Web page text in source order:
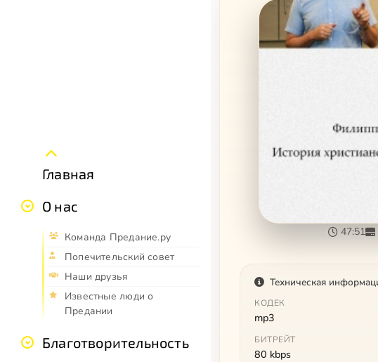
Главная
О нас
Команда Предание.ру
Попечительский совет
Наши друзья
Известные люди о
Предании
Благотворительность
47:51
Техническая
КОДЕК
mp3
БИТРЕЙТ
80 kbps